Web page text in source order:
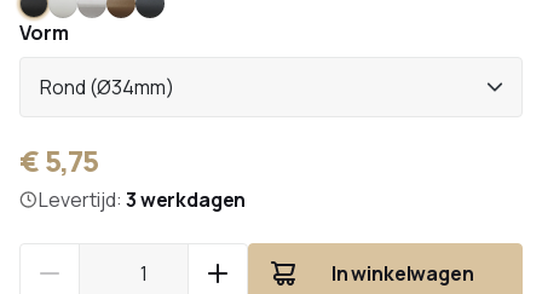
Zwart
WitRVSBronsAntraciet
Vorm
Rond (Ø34mm)
€ 5,75
Levertijd: 3 werkdagen
In winkelwagen